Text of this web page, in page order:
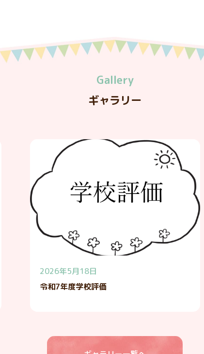
Gallery
ギャラリー
2026年5月18日
令和7年度学校評価